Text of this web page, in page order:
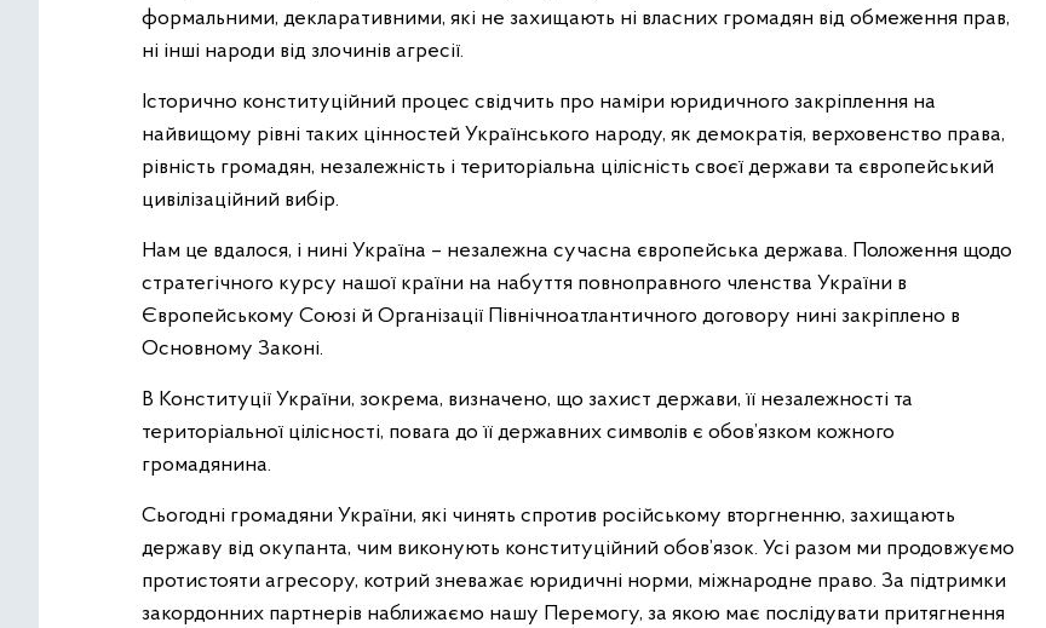
формальними, декларативними, які не захищають ні власних громадян від обмеження прав,
ні інші народи від злочинів агресії.
Історично конституційний процес свідчить про наміри юридичного закріплення на
найвищому рівні таких цінностей Українського народу, як демократія, верховенство права,
рівність громадян, незалежність і територіальна цілісність своєї держави та європейський
цивілізаційний вибір.
Нам це вдалося, і нині Україна – незалежна сучасна європейська держава. Положення щодо
стратегічного курсу нашої країни на набуття повноправного членства України в
Європейському Союзі й Організації Північноатлантичного договору нині закріплено в
Основному Законі.
В Конституції України, зокрема, визначено, що захист держави, її незалежності та
територіальної цілісності, повага до її державних символів є обов’язком кожного
громадянина.
Сьогодні громадяни України, які чинять спротив російському вторгненню, захищають
державу від окупанта, чим виконують конституційний обов’язок. Усі разом ми продовжуємо
протистояти агресору, котрий зневажає юридичні норми, міжнародне право. За підтримки
закордонних партнерів наближаємо нашу Перемогу, за якою має послідувати притягнення